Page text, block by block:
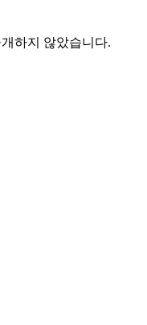
하지 않았습니다.